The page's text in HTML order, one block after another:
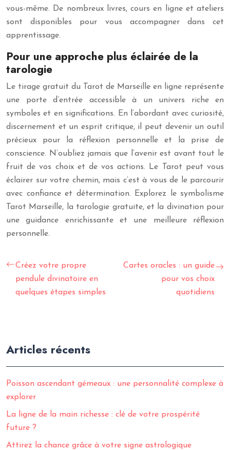
vous-même. De nombreux livres, cours en ligne et ateliers
sont disponibles pour vous accompagner dans cet
apprentissage.
Pour une approche plus éclairée de la
tarologie
Le tirage gratuit du Tarot de Marseille en ligne représente
une porte d’entrée accessible à un univers riche en
symboles et en significations. En l’abordant avec curiosité,
discernement et un esprit critique, il peut devenir un outil
précieux pour la réflexion personnelle et la prise de
conscience. N’oubliez jamais que l’avenir est avant tout le
fruit de vos choix et de vos actions. Le Tarot peut vous
éclairer sur votre chemin, mais c’est à vous de le parcourir
avec confiance et détermination. Explorez le symbolisme
Tarot Marseille, la tarologie gratuite, et la divination pour
une guidance enrichissante et une meilleure réflexion
personnelle.
Créez votre propre
pendule divinatoire en
quelques étapes simples
Cartes oracles : un guide
pour vos choix
quotidiens
Articles récents
Poisson ascendant gémeaux : une personnalité complexe à
explorer
La ligne de la main richesse : clé de votre prospérité
future ?
Attirez la chance grâce à votre signe astrologique